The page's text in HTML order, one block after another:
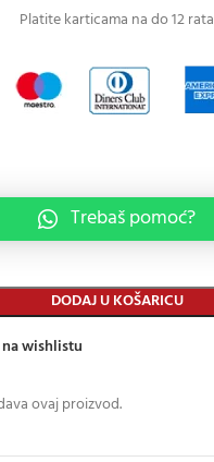
Platite karticama na do 12 rata
DODAJ U KOŠARICU
Trebaš pomoć?
wishlistu
ovaj proizvod.